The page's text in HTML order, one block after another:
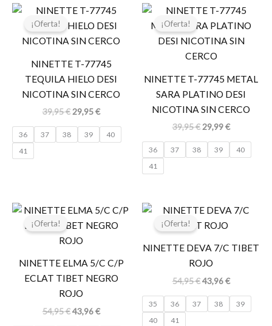
¡Oferta!
NINETTE T-77745
TEQUILA HIELO DESI
NICOTINA SIN CERCO
39,95€
El
original
era:
29,95€
El
actual
es:
36 37 38 39
40
41
¡Oferta!
NINETTE T-77745 METAL
SARA PLATINO DESI
NICOTINA SIN CERCO
39,95€
El
original
era:
39,95 €.
29,99€
El
actual
es:
36 37 38 39
40
41
¡Oferta!
NINETTE ELMA 5/C C/P
ECLAT TIBET NEGRO
ROJO
54,95€
El
original
era:
43,96€
El
actual
¡Oferta!
NINETTE DEVA 7/C TIBET
ROJO
54,95€
El
original
54,95 €.
43,96€
El
43,96 €.
35 36 37 38
39
40
41